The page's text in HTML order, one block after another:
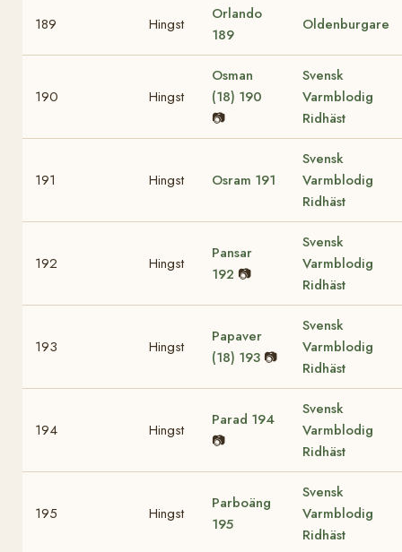
189 Hingst
Orlando
189
Oldenburgare
190 Hingst
Osman
(18) 190
📷
Svensk
Varmblodig
Ridhäst
191 Hingst Osram 191
Svensk
Varmblodig
Ridhäst
192 Hingst
Pansar
192 📷
Svensk
Varmblodig
Ridhäst
193 Hingst
Papaver
(18) 193 📷
Svensk
Varmblodig
Ridhäst
194 Hingst
Parad 194
📷
Svensk
Varmblodig
Ridhäst
195 Hingst
Parboäng
195
Svensk
Varmblodig
Ridhäst